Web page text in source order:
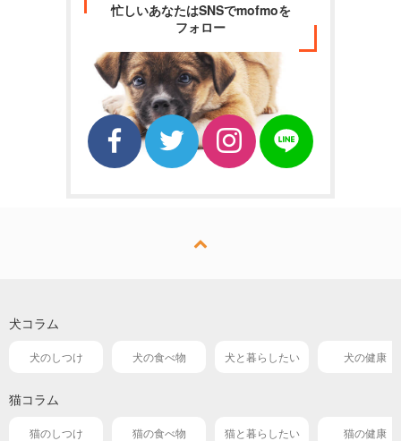
忙しいあなたはSNSでmofmoを
フォロー
犬コラム
犬のしつけ 犬の食べ物 犬と暮らしたい 犬の健康
猫コラム
猫のしつけ 猫の食べ物 猫と暮らしたい 猫の健康